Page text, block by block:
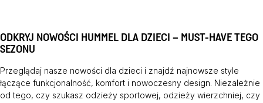
ODKRYJ NOWOŚCI HUMMEL DLA DZIECI – MUST-HAVE TEGO
SEZONU
Przeglądaj nasze nowości dla dzieci i znajdź najnowsze style
łączące funkcjonalność, komfort i nowoczesny design. Niezależnie
od tego, czy szukasz odzieży sportowej, odzieży wierzchniej, czy